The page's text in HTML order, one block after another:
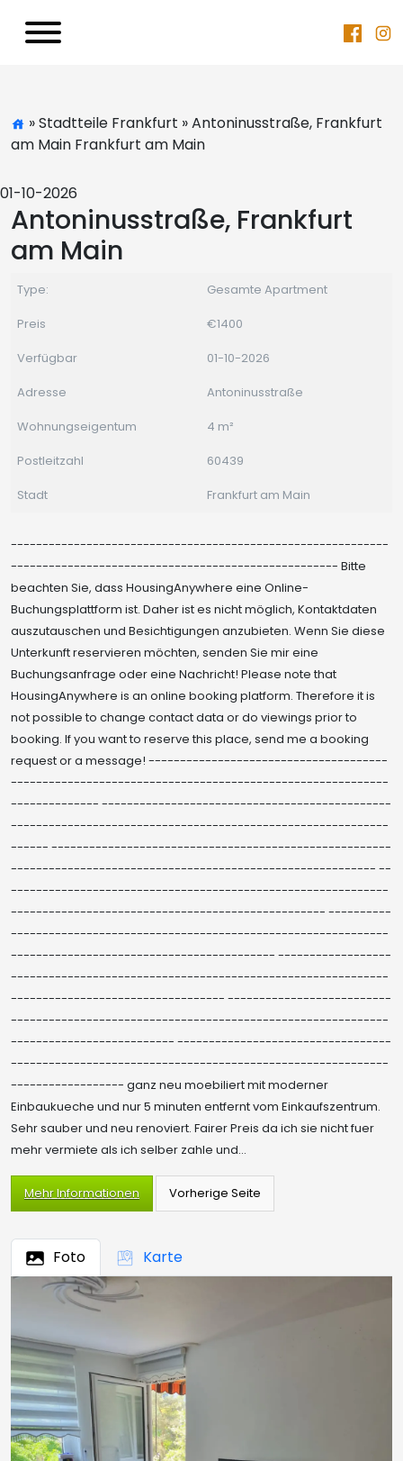
» Stadtteile Frankfurt » Antoninusstraße, Frankfurt
am Main Frankfurt am Main
01-10-2026
Antoninusstraße, Frankfurt
am Main
Type:
Gesamte Apartment
Preis
€1400
Verfügbar
01-10-2026
Adresse
Antoninusstraße
Wohnungseigentum
4 m²
Postleitzahl
60439
Stadt
Frankfurt am Main
------------------------------------------------------------
---------------------------------------------------- Bitte
beachten Sie, dass HousingAnywhere eine Online-
Buchungsplattform ist. Daher ist es nicht möglich, Kontaktdaten
auszutauschen und Besichtigungen anzubieten. Wenn Sie diese
Unterkunft reservieren möchten, senden Sie mir eine
Buchungsanfrage oder eine Nachricht! Please note that
HousingAnywhere is an online booking platform. Therefore it is
not possible to change contact data or do viewings prior to
booking. If you want to reserve this place, send me a booking
request or a message! --------------------------------------
------------------------------------------------------------
-------------- ----------------------------------------------
------------------------------------------------------------
------ ------------------------------------------------------
---------------------------------------------------------- --
------------------------------------------------------------
-------------------------------------------------- ----------
------------------------------------------------------------
------------------------------------------ ------------------
------------------------------------------------------------
---------------------------------- --------------------------
------------------------------------------------------------
-------------------------- ----------------------------------
------------------------------------------------------------
------------------ ganz neu moebiliert mit moderner
Einbaukueche und nur 5 minuten entfernt vom Einkaufszentrum.
Sehr sauber und neu renoviert. Fairer Preis da ich sie nicht fuer
mehr vermiete als ich selber zahle und...
Mehr Informationen
Foto Karte